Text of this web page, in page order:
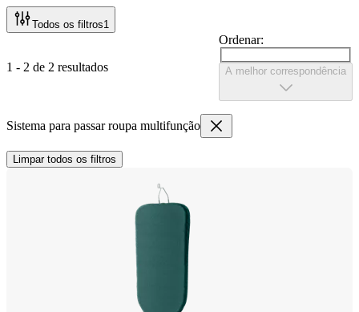
Todos os filtros1
1 - 2 de 2 resultados
Ordenar:
A melhor correspondência
Sistema para passar roupa multifunção
Limpar todos os filtros